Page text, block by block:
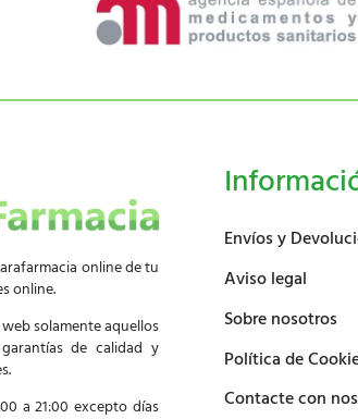
online de tu
online.
solamente aquellos
de calidad y
a 21:00 excepto días
Envíos y
Aviso legal
Sobre nosotros
Política de
Contacte con